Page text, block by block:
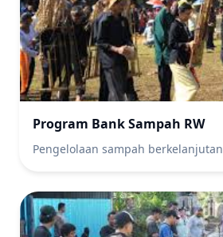
Program Bank Sampah RW
Pengelolaan sampah berkelanjutan